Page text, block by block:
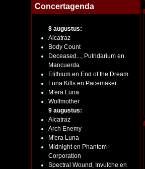
Concertagenda
8 augustus:
Alcatraz
Body Count
Deceased..., Putridarium en
Mancuerda
Elithium en End of the Dream
Luna Kills en Pacemaker
M'era Luna
Wolfmother
9 augustus:
Alcatraz
Arch Enemy
M'era Luna
Midnight en Phantom
Corporation
Spectral Wound, Invulche en